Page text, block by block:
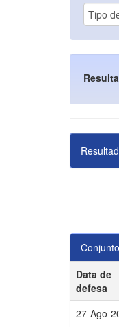
Data de
defesa
27-Ago-